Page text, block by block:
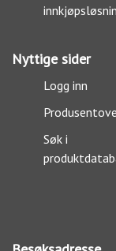
Nyttige sider
Logg inn
Søk i